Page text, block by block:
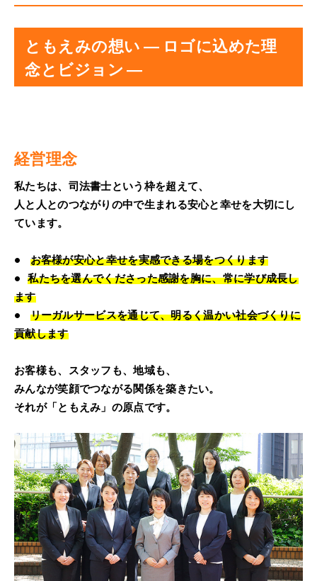
ともえみの想い ― ロゴに込めた理
念とビジョン ―
経営理念
私たちは、司法書士という枠を超えて、
人と人とのつながりの中で生まれる安心と幸せを大切にし
ています。
• お客様が安心と幸せを実感できる場をつくります
•私たちを選んでくださった感謝を胸に、常に学び成長し
ます
• リーガルサービスを通じて、明るく温かい社会づくりに
貢献します
お客様も、スタッフも、地域も、
みんなが笑顔でつながる関係を築きたい。
それが「ともえみ」の原点です。